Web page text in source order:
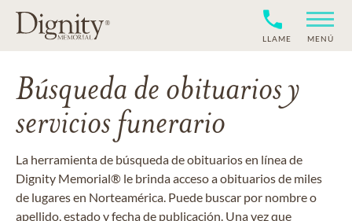
LLAME MENÚ
Búsqueda de obituarios y
servicios funerario
La herramienta de búsqueda de obituarios en línea de
Dignity Memorial® le brinda acceso a obituarios de miles
de lugares en Norteamérica. Puede buscar por nombre o
apellido, estado y fecha de publicación. Una vez que